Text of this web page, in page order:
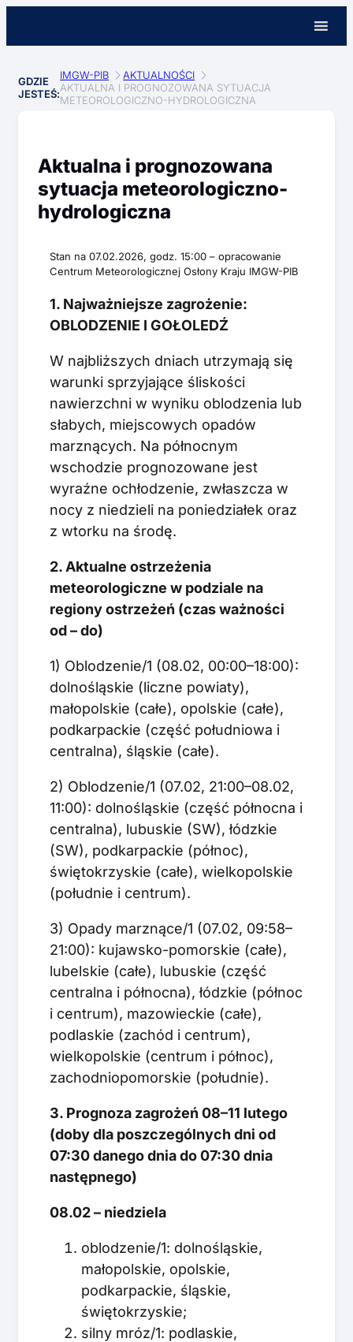
GDZIE
JESTEŚ:
IMGW-PIB
AKTUALNOŚCI
AKTUALNA I PROGNOZOWANA SYTUACJA
METEOROLOGICZNO-HYDROLOGICZNA
Aktualna i prognozowana
sytuacja meteorologiczno-
hydrologiczna
Stan na 07.02.2026, godz. 15:00 – opracowanie
Centrum Meteorologicznej Osłony Kraju IMGW-PIB
1. Najważniejsze zagrożenie:
OBLODZENIE I GOŁOLEDŹ
W najbliższych dniach utrzymają się
warunki sprzyjające śliskości
nawierzchni w wyniku oblodzenia lub
słabych, miejscowych opadów
marznących. Na północnym
wschodzie prognozowane jest
wyraźne ochłodzenie, zwłaszcza w
nocy z niedzieli na poniedziałek oraz
z wtorku na środę.
2. Aktualne ostrzeżenia
meteorologiczne w podziale na
regiony ostrzeżeń (czas ważności
od – do)
1) Oblodzenie/1 (08.02, 00:00–18:00):
dolnośląskie (liczne powiaty),
małopolskie (całe), opolskie (całe),
podkarpackie (część południowa i
centralna), śląskie (całe).
2) Oblodzenie/1 (07.02, 21:00–08.02,
11:00): dolnośląskie (część północna i
centralna), lubuskie (SW), łódzkie
(SW), podkarpackie (północ),
świętokrzyskie (całe), wielkopolskie
(południe i centrum).
3) Opady marznące/1 (07.02, 09:58–
21:00): kujawsko-pomorskie (całe),
lubelskie (całe), lubuskie (część
centralna i północna), łódzkie (północ
i centrum), mazowieckie (całe),
podlaskie (zachód i centrum),
wielkopolskie (centrum i północ),
zachodniopomorskie (południe).
3. Prognoza zagrożeń 08–11 lutego
(doby dla poszczególnych dni od
07:30 danego dnia do 07:30 dnia
następnego)
08.02 – niedziela
oblodzenie/1: dolnośląskie,
małopolskie, opolskie,
podkarpackie, śląskie,
świętokrzyskie;
silny mróz/1: podlaskie,